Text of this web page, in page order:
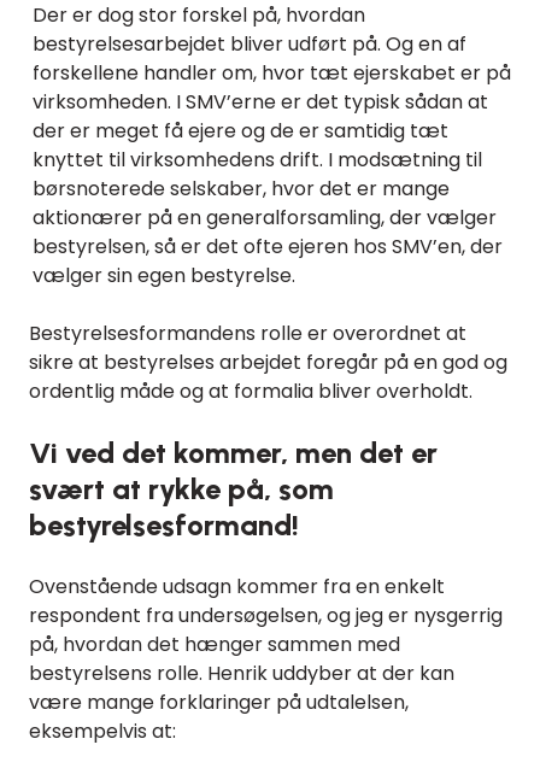
Der er dog stor forskel på, hvordan
bestyrelsesarbejdet bliver udført på. Og en af
forskellene handler om, hvor tæt ejerskabet er på
virksomheden. I SMV’erne er det typisk sådan at
der er meget få ejere og de er samtidig tæt
knyttet til virksomhedens drift. I modsætning til
børsnoterede selskaber, hvor det er mange
aktionærer på en generalforsamling, der vælger
bestyrelsen, så er det ofte ejeren hos SMV’en, der
vælger sin egen bestyrelse.
Bestyrelsesformandens rolle er overordnet at
sikre at bestyrelses arbejdet foregår på en god og
ordentlig måde og at formalia bliver overholdt.
Vi ved det kommer, men det er
svært at rykke på, som
bestyrelsesformand!
Ovenstående udsagn kommer fra en enkelt
respondent fra undersøgelsen, og jeg er nysgerrig
på, hvordan det hænger sammen med
bestyrelsens rolle. Henrik uddyber at der kan
være mange forklaringer på udtalelsen,
eksempelvis at: